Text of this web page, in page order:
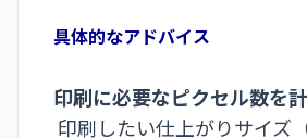
具体的なアドバイス
印刷に必要なピクセル数を
印刷したい仕上がりサイズ